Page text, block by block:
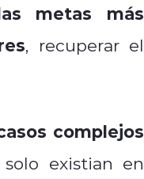
metas más
, recuperar el
complejos
existian en